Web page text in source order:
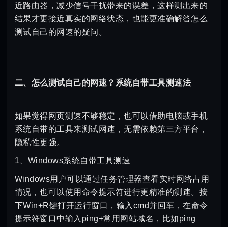
近路由器，减少信号干扰带来的误差，这样测出来的
结果才更接近真实的网络状态，也能更准确解答怎么
测试自己的网速的疑问。
二、怎么测试自己的网速？系统自带工具测速法
如果觉得网页测速不够稳定，也可以借助电脑或手机
系统自带的工具来测试网速，无需依赖第三方平台，
隐私性更强。
1、Windows系统自带工具测速
Windows用户可以通过任务管理器查看实时网络占用
情况，也可以使用命令提示符进行更精准的测速。按
下Win+R键打开运行窗口，输入cmd并回车，在命令
提示符窗口中输入ping+常用网站域名，比如ping